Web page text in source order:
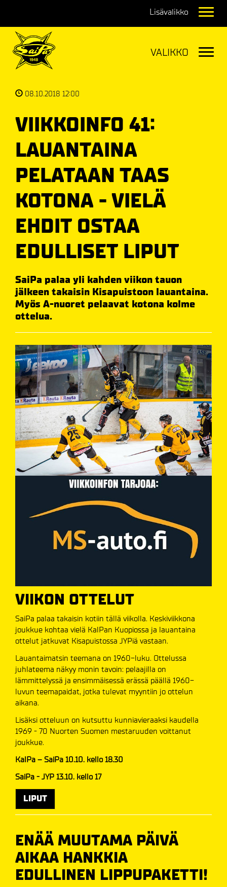
08.10.2018 12:00
VIIKKOINFO 41:
LAUANTAINA
PELATAAN TAAS
KOTONA - VIELÄ
EHDIT OSTAA
EDULLISET LIPUT
SaiPa palaa yli kahden viikon tauon
jälkeen takaisin Kisapuistoon lauantaina.
Myös A-nuoret pelaavat kotona kolme
ottelua.
VIIKON OTTELUT
SaiPa palaa takaisin kotiin tällä viikolla. Keskiviikkona
joukkue kohtaa vielä KalPan Kuopiossa ja lauantaina
ottelut jatkuvat Kisapuistossa JYPiä vastaan.
Lauantaimatsin teemana on 1960-luku. Ottelussa
juhlateema näkyy monin tavoin: pelaajilla on
lämmittelyssä ja ensimmäisessä erässä päällä 1960-
luvun teemapaidat, jotka tulevat myyntiin jo ottelun
aikana.
Lisäksi otteluun on kutsuttu kunniavieraaksi kaudella
1969 - 70 Nuorten Suomen mestaruuden voittanut
joukkue.
KalPa – SaiPa 10.10. kello 18.30
SaiPa - JYP 13.10. kello 17
LIPUT
ENÄÄ MUUTAMA PÄIVÄ
AIKAA HANKKIA
EDULLINEN LIPPUPAKETTI!